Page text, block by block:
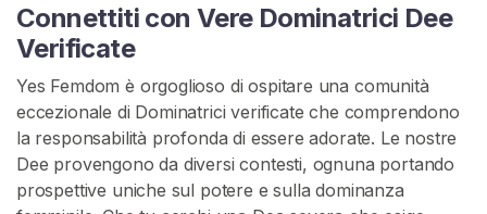
Connettiti con Vere Dominatrici Dee
Verificate
Yes Femdom è orgoglioso di ospitare una comunità
eccezionale di Dominatrici verificate che comprendono
la responsabilità profonda di essere adorate. Le nostre
Dee provengono da diversi contesti, ognuna portando
prospettive uniche sul potere e sulla dominanza
e
D
o
m
i
n
a